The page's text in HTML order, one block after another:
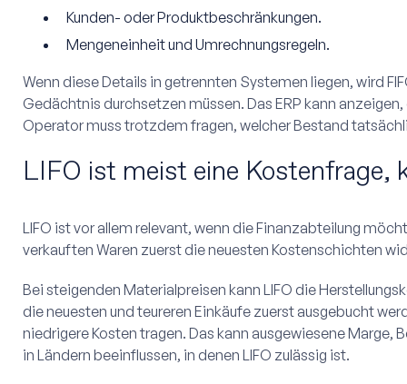
Kunden- oder Produktbeschränkungen.
Mengeneinheit und Umrechnungsregeln.
Wenn diese Details in getrennten Systemen liegen, wird
Gedächtnis durchsetzen müssen. Das ERP kann
Operator muss trotzdem fragen, welcher Bestand
LIFO ist meist eine Kostenfrage,
LIFO ist vor allem relevant, wenn die Finanzabteilung
verkauften Waren zuerst die neuesten Kostenschichten
Bei steigenden Materialpreisen kann LIFO die
die neuesten und teureren Einkäufe zuerst ausgebucht
niedrigere Kosten tragen. Das kann ausgewiesene Marge,
in Ländern beeinflussen, in denen LIFO zulässig ist.